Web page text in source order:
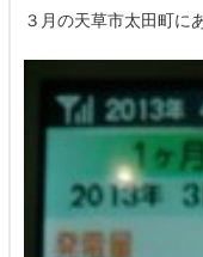
３月の天草市太田町に